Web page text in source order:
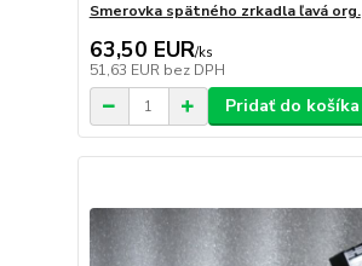
Smerovka spätného zrkadla ľavá org.
63,50 EUR/ks
51,63 EUR bez DPH
Pridať do košíka